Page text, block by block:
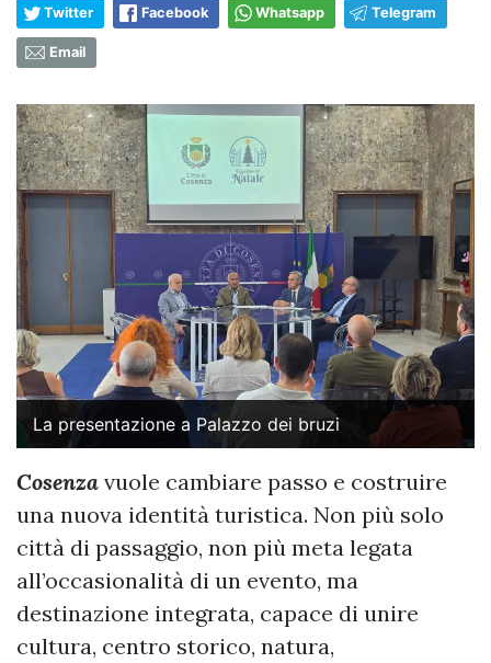
Twitter Facebook Whatsapp Telegram
Email
La presentazione a Palazzo dei bruzi
Cosenza vuole cambiare passo e costruire
una nuova identità turistica. Non più solo
città di passaggio, non più meta legata
all’occasionalità di un evento, ma
destinazione integrata, capace di unire
cultura, centro storico, natura,